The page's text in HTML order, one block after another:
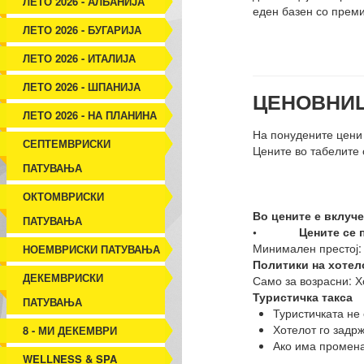
ЛЕТО 2026 - БУГАРИЈА
ЛЕТО 2026 - ИТАЛИЈА
ЛЕТО 2026 - ШПАНИЈА
ЛЕТО 2026 - НА ПЛАНИНА
СЕПТЕМВРИСКИ
ПАТУВАЊА
ОКТОМВРИСКИ
ПАТУВАЊА
НОЕМВРИСКИ ПАТУВАЊА
ДЕКЕМВРИСКИ
ПАТУВАЊА
8 - МИ ДЕКЕМВРИ
WELLNESS & SPA
еден базен со
На понудените
Цените во
Во цените е
• Цените се по
Минимален престој:
Политики на
Само за возрасни:
Туристичка такса
Туристичката
Хотелот го
Ако има